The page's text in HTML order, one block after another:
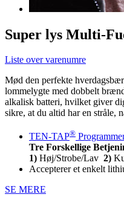
Super lys Multi-
Liste over varenumre
Mød den perfekte
lommelygte med dobbelt
alkalisk batteri, hvilket giver
sikre, at du altid har en stråle,
TEN-TAP®
Tre Forskellige
1) Høj/Strobe/Lav 2)
Accepterer et enkelt
SE MERE